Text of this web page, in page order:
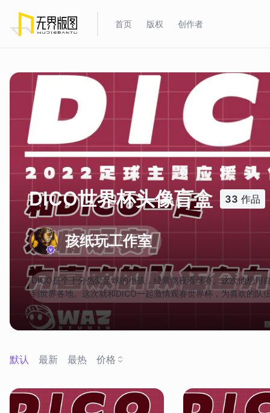
首页 版权 创作者
DICO世界杯头像盲盒 33 作品
孩纸玩工作室
DICO是个十分热爱足球的小孩，经常熬夜看球赛。这次他想
到世界各地。这次就和DICO一起激情观赛世界杯，为喜欢的队
默认 最新 最热 价格